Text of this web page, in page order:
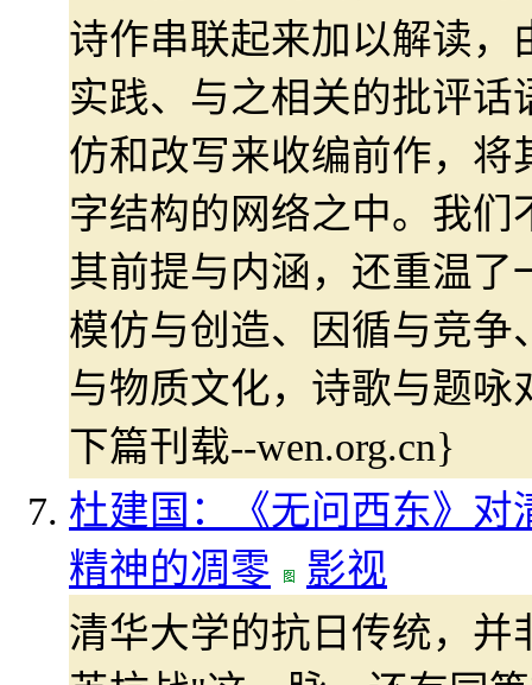
诗作串联起来加以解读
实践、与之相关的批评
仿和改写来收编前作，
字结构的网络之中。我
其前提与内涵，还重温
模仿与创造、因循与竞
与物质文化，诗歌与题
下篇刊载--wen.org.cn}
杜建国：《无问西东》对
精神的凋零
影视
清华大学的抗日传统，